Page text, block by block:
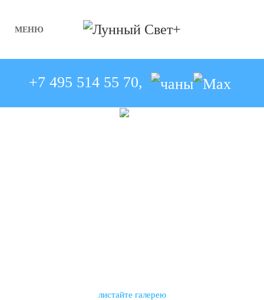
Skip to main content
МЕНЮ
+7 495 514 55 70,
листайте галерею